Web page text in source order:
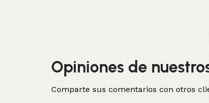
Opiniones de
Comparte sus comentarios con otros